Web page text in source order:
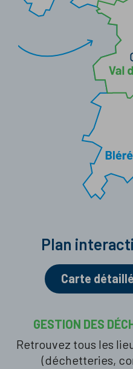
Plan
Carte
GESTION DES
Retrouvez tous les
(déchetteries,